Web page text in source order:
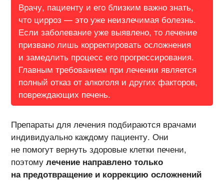
Врачу, пациенту и его близким важно знать,
что цирроз — это уже неизлечимая болезнь.
Если заболевание уже выявлено, то лечение
призвано лишь корректировать осложнения
и замедлить процесс его прогрессирования.
Главным требованием при лечении является
полный отказ от алкоголя и других факторов,
повреждающих печень.
Препараты для лечения подбираются врачами
индивидуально каждому пациенту. Они
не помогут вернуть здоровые клетки печени,
поэтомулечение направлено только
на предотвращение и коррекцию осложнений